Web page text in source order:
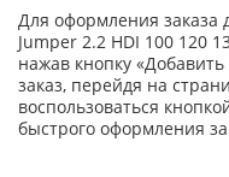
Для оформления заказа
Jumper 2.2 HDI 100 120
нажав кнопку
заказ, перейдя на
воспользоваться
быстрого оформления